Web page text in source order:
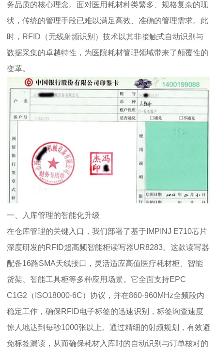
务品质的核心理念。面对医用耗材种类繁多、规格复杂的现
状，传统的管理手段已难以满足高效、准确的管理需求。此
时，RFID（无线射频识别）技术以其非接触式自动识别与
数据采集的卓越特性，为医院耗材管理领域带来了颠覆性的
变革。
一、入库管理的智能化升级
在仓库管理的关键入口，我们部署了基于IMPINJ E710芯片
深度研发的RFID超高频智能柜读写器UR8283。这款读写器
配备16路SMA天线接口，灵活适应高值医疗耗材柜、智能
货架、智能工具柜等多种应用场景。它全面支持EPC
C1G2（ISO18000-6C）协议，并在860-960MHz全频段内
稳定工作，确保RFID电子标签的迅速识别，标签询查速度
惊人地达到每秒1000张以上。通过精细的射频规划，有效避
免标签漏读，从而确保耗材入库时的自动识别与订单核对的